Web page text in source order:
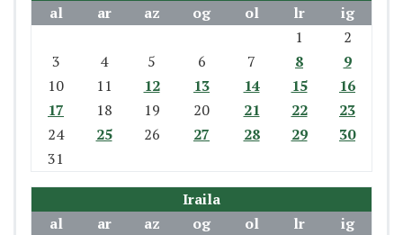
al
ar az og ol lr
ig
1
2
3
4 5 6 7 8
9
10
11 12 13 14 15
16
17
18 19 20 21 22
23
24
25 26 27 28 29
30
31
Iraila
al
ar az og ol lr
ig